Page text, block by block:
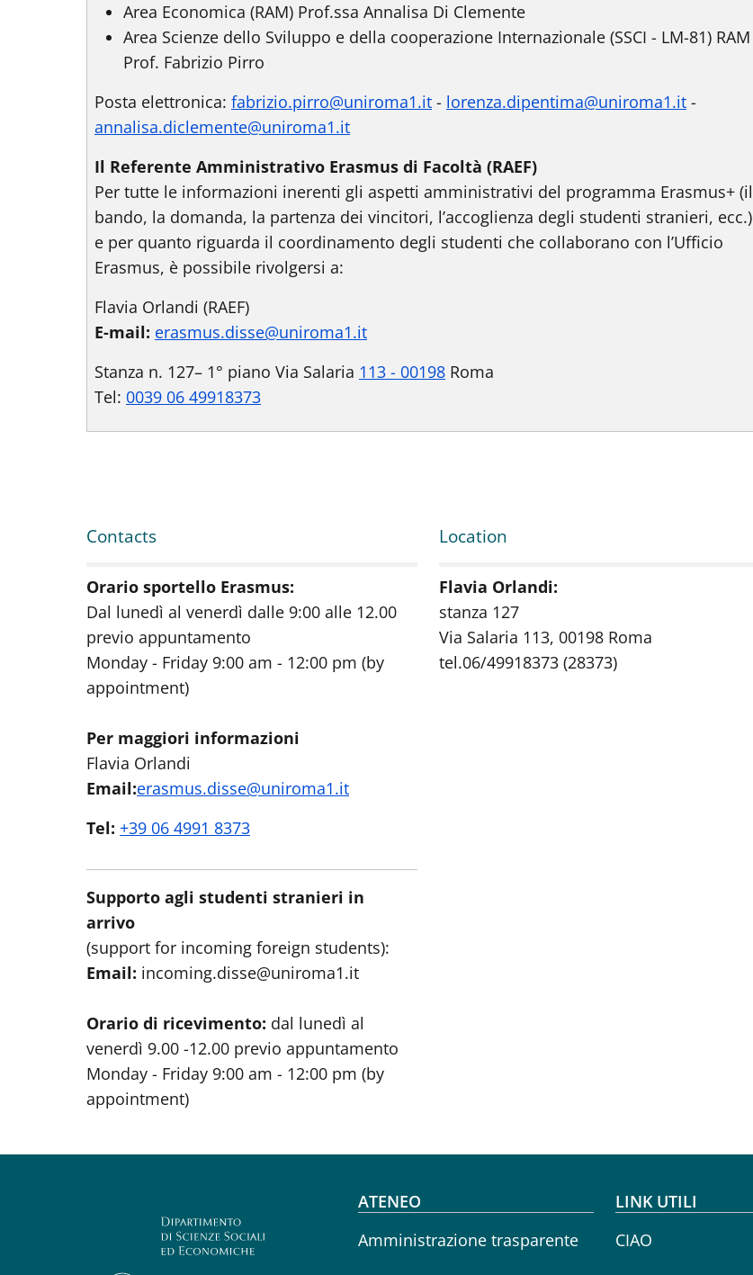
Area Economica (RAM) Prof.ssa Annalisa Di Clemente
Area Scienze dello Sviluppo e della cooperazione Internazionale (SSCI - LM-81) RAM
Prof. Fabrizio Pirro
Posta elettronica: fabrizio.pirro@uniroma1.it - lorenza.dipentima@uniroma1.it -
annalisa.diclemente@uniroma1.it
Il Referente Amministrativo Erasmus di Facoltà (RAEF)
Per tutte le informazioni inerenti gli aspetti amministrativi del programma Erasmus+ (il
bando, la domanda, la partenza dei vincitori, l’accoglienza degli studenti stranieri, ecc.)
e per quanto riguarda il coordinamento degli studenti che collaborano con l’Ufficio
Erasmus, è possibile rivolgersi a:
Flavia Orlandi (RAEF)
E-mail: erasmus.disse@uniroma1.it
Stanza n. 127– 1° piano Via Salaria 113 - 00198 Roma
Tel: 0039 06 49918373
Contacts
Orario sportello Erasmus:
Dal lunedì al venerdì dalle 9:00 alle 12.00
previo appuntamento
Monday - Friday 9:00 am - 12:00 pm (by
appointment)
Per maggiori informazioni
Flavia Orlandi
Email:erasmus.disse@uniroma1.it
Tel: +39 06 4991 8373
Supporto agli studenti stranieri in
arrivo
(support for incoming foreign students):
Email: incoming.disse@uniroma1.it
Orario di ricevimento: dal lunedì al
venerdì 9.00 -12.00 previo appuntamento
Monday - Friday 9:00 am - 12:00 pm (by
appointment)
Location
Flavia Orlandi:
stanza 127
Via Salaria 113, 00198 Roma
tel.06/49918373 (28373)
Footer menu
ATENEO
Amministrazione trasparente
LINK UTILI
CIAO